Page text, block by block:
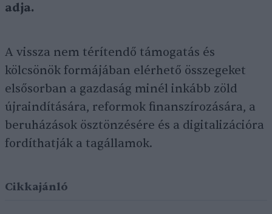
adja.
A vissza nem térítendő támogatás és
kölcsönök formájában elérhető összegeket
elsősorban a gazdaság minél inkább zöld
újraindítására, reformok finanszírozására, a
beruházások ösztönzésére és a digitalizációra
fordíthatják a tagállamok.
Cikkajánló